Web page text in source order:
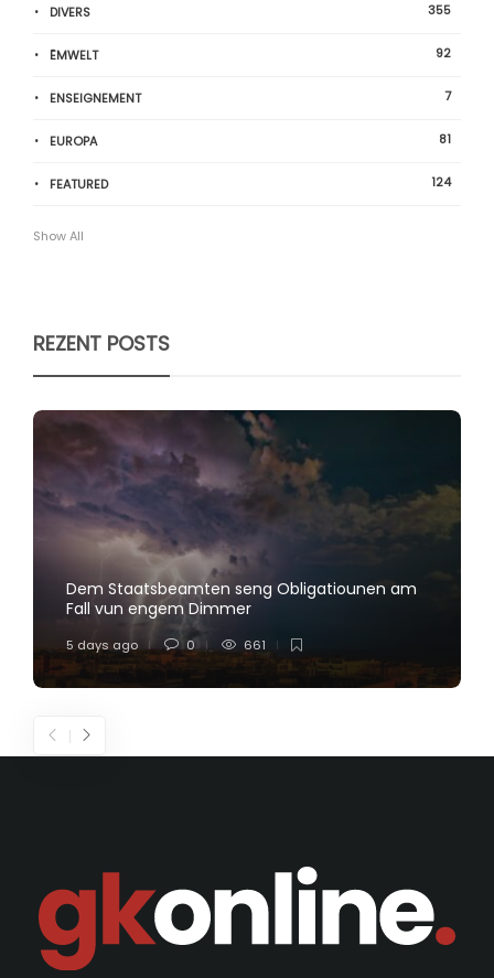
DIVERS 355
ËMWELT 92
ENSEIGNEMENT 7
EUROPA 81
FEATURED 124
Show All
REZENT POSTS
Dem Staatsbeamten seng Obligatiounen am
Fall vun engem Dimmer
5 days ago 0 661